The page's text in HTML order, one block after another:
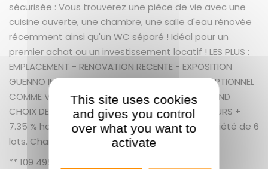
sécurisée : Vous trouverez une pièce de vie avec une
cuisine ouverte, une chambre, une salle d'eau rénovée
récemment ainsi qu'un WC séparé ! Idéal pour un
premier achat ou un investissement locatif ! LES PLUS :
EMPLACEMENT - RENOVATION RECENTE - EXPOSITION
GUENNO IMMOBILIER ST MARTIN UN SERVICE EXCEPTIONNEL
COMME VOUS ! GUENNO IMMOBILIER : LE PLUS GRAND
CHOIX DE BIEN IMMOBILIER SUR RENNES ET ALENTOURS +
7.35 % honoraires de négociation TTC. Copropriété de 6
lots. Charges annuelles : 749 euros.
** 109 495 € honoraires inclus | 102 000 € hors
This site uses cookies
and gives you control
over what you want to
activate